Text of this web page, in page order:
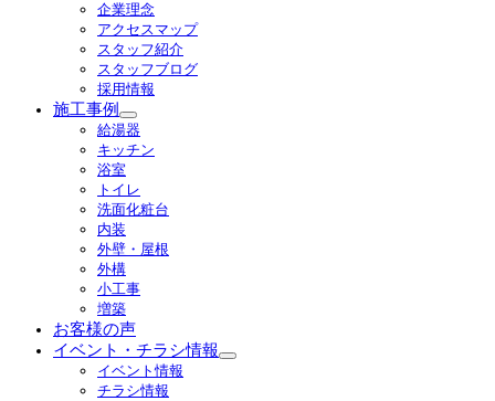
企業理念
アクセスマップ
スタッフ紹介
スタッフブログ
採用情報
施工事例
サ
ブ
ニ
ュ
開
給湯器
キッチン
浴室
トイレ
洗面化粧台
内装
外壁・屋根
外構
小工事
増築
お客様の声
イベント・チラシ情報
サ
イベント情報
チラシ情報